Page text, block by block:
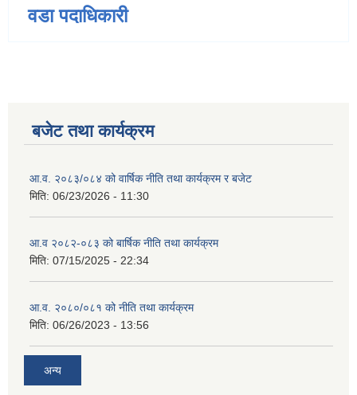
वडा पदाधिकारी
बजेट तथा कार्यक्रम
आ.व. २०८३/०८४ को वार्षिक नीति तथा कार्यक्रम र बजेट
मिति: 06/23/2026 - 11:30
आ.व २०८२-०८३ को बार्षिक नीति तथा कार्यक्रम
मिति: 07/15/2025 - 22:34
आ.व. २०८०/०८१ को नीति तथा कार्यक्रम
मिति: 06/26/2023 - 13:56
अन्य